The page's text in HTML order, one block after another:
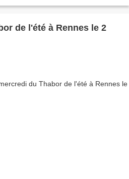
de l'été à Rennes le 2